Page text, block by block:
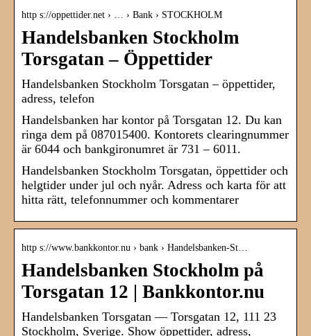
http s://oppettider.net › … › Bank › STOCKHOLM
Handelsbanken Stockholm
Torsgatan – Öppettider
Handelsbanken Stockholm Torsgatan – öppettider,
adress, telefon
Handelsbanken har kontor på Torsgatan 12. Du kan
ringa dem på 087015400. Kontorets clearingnummer
är 6044 och bankgironumret är 731 – 6011.
Handelsbanken Stockholm Torsgatan, öppettider och
helgtider under jul och nyår. Adress och karta för att
hitta rätt, telefonnummer och kommentarer
http s://www.bankkontor.nu › bank › Handelsbanken-St…
Handelsbanken Stockholm på
Torsgatan 12 | Bankkontor.nu
Handelsbanken Torsgatan — Torsgatan 12, 111 23
Stockholm, Sverige. Show öppettider, adress,